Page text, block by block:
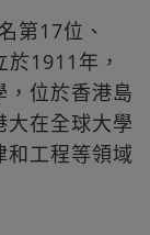
第17位、
1911年，
，位於香港島
大在全球大學
工程等領域